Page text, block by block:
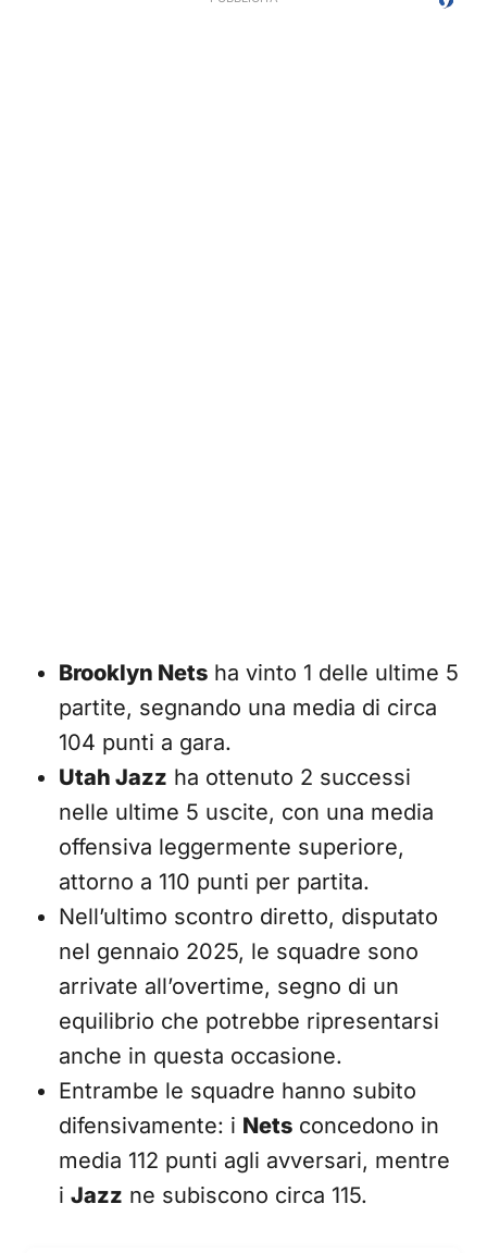
Brooklyn Nets ha vinto 1 delle ultime 5
partite, segnando una media di circa
104 punti a gara.
Utah Jazz ha ottenuto 2 successi
nelle ultime 5 uscite, con una media
offensiva leggermente superiore,
attorno a 110 punti per partita.
Nell’ultimo scontro diretto, disputato
nel gennaio 2025, le squadre sono
arrivate all’overtime, segno di un
equilibrio che potrebbe ripresentarsi
anche in questa occasione.
Entrambe le squadre hanno subito
difensivamente: i Nets concedono in
media 112 punti agli avversari, mentre
i Jazz ne subiscono circa 115.